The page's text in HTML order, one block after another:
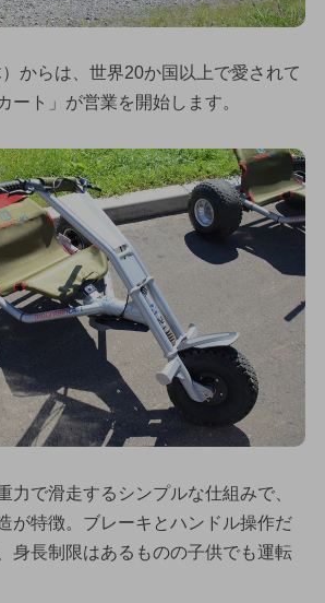
からは、世界20か国以上で愛されて
ート」が営業を開始します。
力で滑走するシンプルな仕組みで、
が特徴。ブレーキとハンドル操作だ
身長制限はあるものの子供でも運転